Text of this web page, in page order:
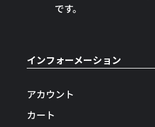
です。
インフォーメーション
アカウント
カート